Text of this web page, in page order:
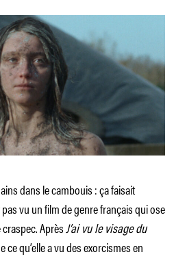
dans le cambouis : ça faisait
pas vu un film de genre français qui ose
AprèsJ’ai vu le visage du
ce qu’elle a vu des exorcismes en